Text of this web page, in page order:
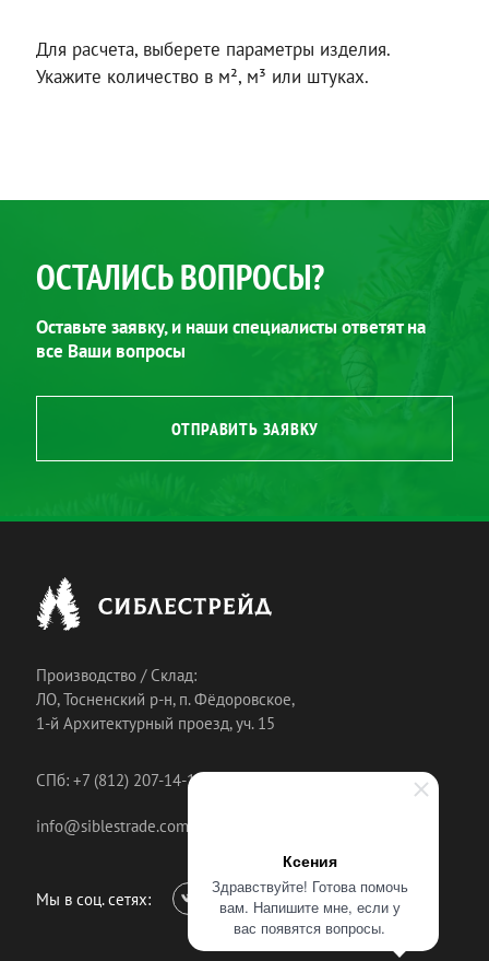
Ксения
Здравствуйте! Готова помочь
вам. Напишите мне, если у
вас появятся вопросы.
Для расчета, выберете параметры изделия.
Укажите количество в м², м³ или штуках.
ОСТАЛИСЬ ВОПРОСЫ?
Оставьте заявку, и наши специалисты ответят на
все Ваши вопросы
ОТПРАВИТЬ ЗАЯВКУ
Производство / Склад:
ЛО, Тосненский р-н, п. Фёдоровское,
1-й Архитектурный проезд, уч. 15
СПб: +7 (812) 207-14-18
info@siblestrade.com
Мы в соц. сетях: